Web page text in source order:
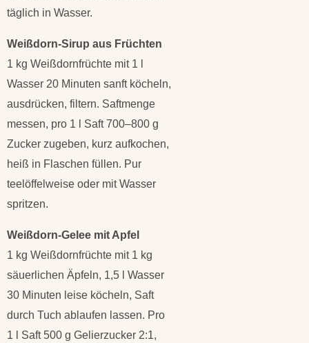
täglich in Wasser.
Weißdorn-Sirup aus Früchten
1 kg Weißdornfrüchte mit 1 l
Wasser 20 Minuten sanft köcheln,
ausdrücken, filtern. Saftmenge
messen, pro 1 l Saft 700–800 g
Zucker zugeben, kurz aufkochen,
heiß in Flaschen füllen. Pur
teelöffelweise oder mit Wasser
spritzen.
Weißdorn-Gelee mit Apfel
1 kg Weißdornfrüchte mit 1 kg
säuerlichen Äpfeln, 1,5 l Wasser
30 Minuten leise köcheln, Saft
durch Tuch ablaufen lassen. Pro
1 l Saft 500 g Gelierzucker 2:1,